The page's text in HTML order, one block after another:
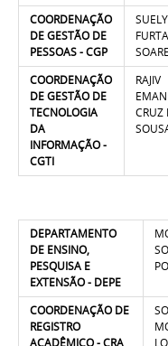
COORDENAÇÃO
DE GESTÃO DE
PESSOAS - CGP
SUELY
COORDENAÇÃO
DE GESTÃO DE
TECNOLOGIA
DA
INFORMAÇÃO -
CGTI
RAJIV
CRUZ
DEPARTAMENTO
DE ENSINO,
PESQUISA E
EXTENSÃO - DEPE
COORDENAÇÃO DE
REGISTRO